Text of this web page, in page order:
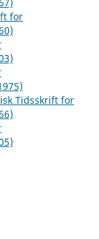
for
Tidsskrift for